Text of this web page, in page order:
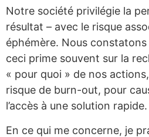
Notre société privilégie la
résultat – avec le risque
éphémère. Nous
ceci prime souvent sur la
« pour quoi » de nos
risque de burn-out, pour
l’accès à une solution rapide.
En ce qui me concerne, je